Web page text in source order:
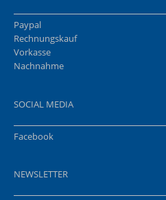
Paypal
Rechnungskauf
Vorkasse
Nachnahme
SOCIAL MEDIA
Facebook
NEWSLETTER